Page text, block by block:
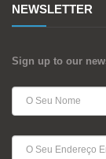
NEWSLETTER
Sign up to our